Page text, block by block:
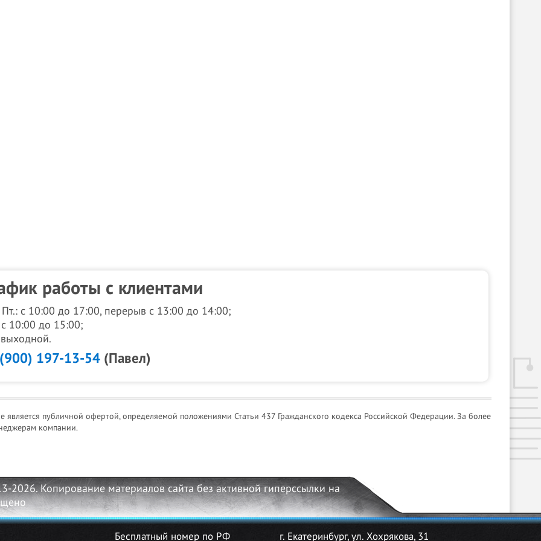
работы с клиентами
Пт.: с 10:00 до 17:00, перерыв с 13:00 до 14:00;
10:00 до 15:00;
197-13-54 (Павел)
публичной офертой, определяемой положениями Статьи 437 Гражданского кодекса Российской Федерации. За более
компании.
2026. Копирование материалов сайта без активной гиперссылки на
Бесплатный номер по РФ г. Екатеринбург, ул. Хохрякова, 31